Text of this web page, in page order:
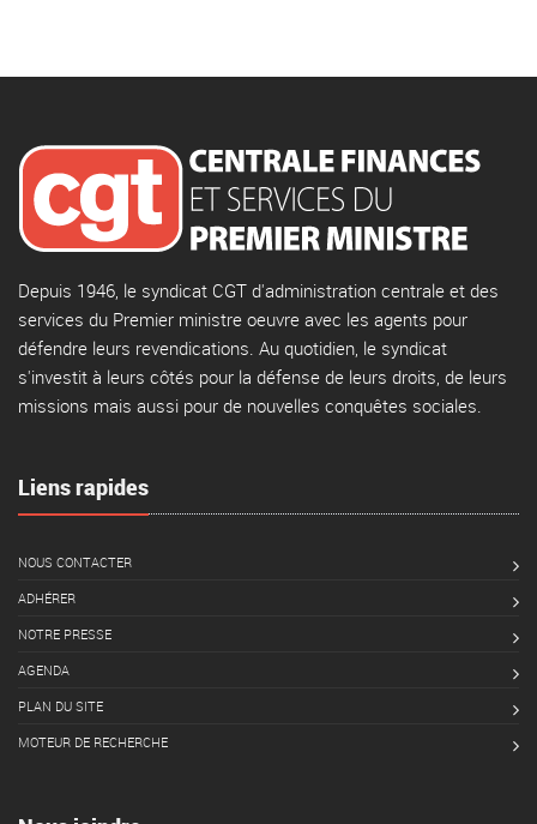
Depuis 1946, le syndicat CGT d'administration centrale et des
services du Premier ministre oeuvre avec les agents pour
défendre leurs revendications. Au quotidien, le syndicat
s'investit à leurs côtés pour la défense de leurs droits, de leurs
missions mais aussi pour de nouvelles conquêtes sociales.
Liens rapides
NOUS CONTACTER
ADHÉRER
NOTRE PRESSE
AGENDA
PLAN DU SITE
MOTEUR DE RECHERCHE